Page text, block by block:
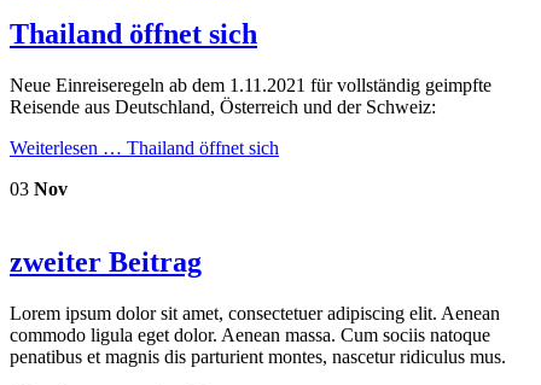
Thailand öffnet sich
Neue Einreiseregeln ab dem 1.11.2021 für vollständig geimpfte
Reisende aus Deutschland, Österreich und der Schweiz:
Weiterlesen … Thailand öffnet sich
03 Nov
zweiter Beitrag
Lorem ipsum dolor sit amet, consectetuer adipiscing elit. Aenean
commodo ligula eget dolor. Aenean massa. Cum sociis natoque
penatibus et magnis dis parturient montes, nascetur ridiculus mus.